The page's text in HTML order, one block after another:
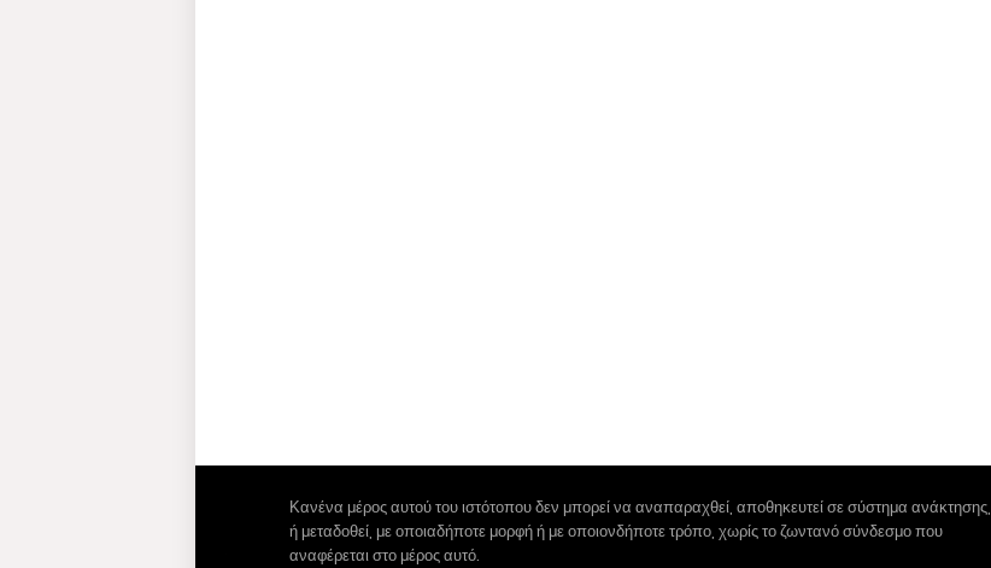
Κανένα μέρος αυτού του ιστότοπου δεν μπορεί να αναπαραχθεί, αποθηκευτεί σε σύστημα ανάκτησης,
ή μεταδοθεί, με οποιαδήποτε μορφή ή με οποιονδήποτε τρόπο, χωρίς το ζωντανό σύνδεσμο που
αναφέρεται στο μέρος αυτό.